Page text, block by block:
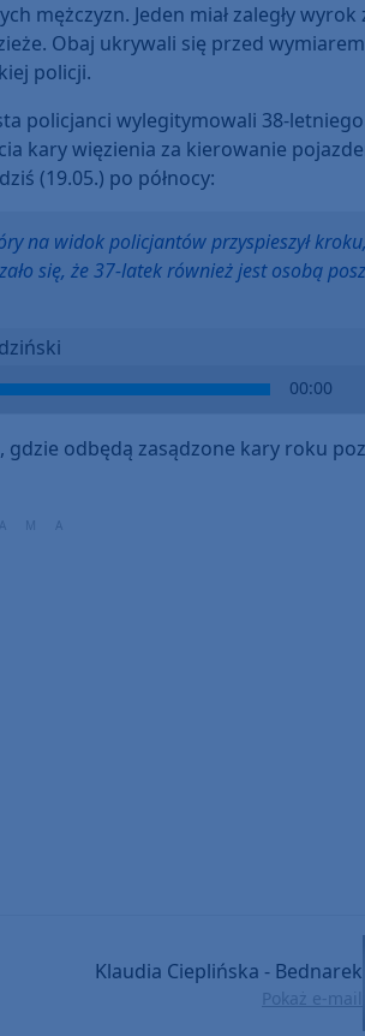
mężczyzn. Jeden miał zaległy wyrok
Obaj ukrywali się przed wymiarem
policji.
policjanci wylegitymowali 38-letniego
kary więzienia za kierowanie
(19.05.) po północy:
na widok policjantów przyspieszył
się, że 37-latek również jest osobą
00:00
odbędą zasądzone kary roku
Klaudia Cieplińska - Bednarek
Pokaż e-mail